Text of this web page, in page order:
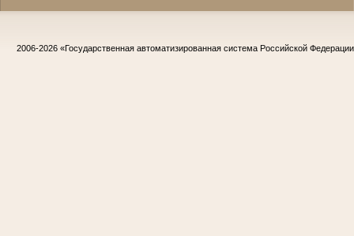
2006-2026 «Государственная автоматизированная система Российской